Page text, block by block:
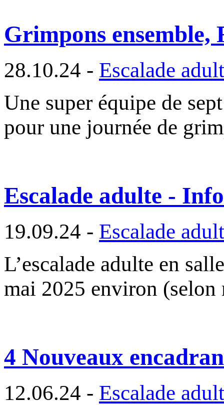
Grimpons ensemble,
28.10.24 - Escalade
Une super équipe de
pour une journée de
Escalade adulte -
19.09.24 - Escalade
L’escalade adulte en
mai 2025 environ
4 Nouveaux
12.06.24 - Escalade